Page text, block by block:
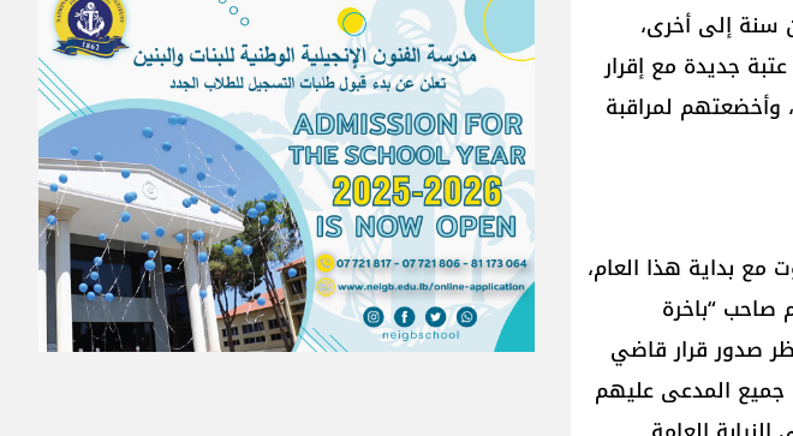
سنة إلى أخرى،
جديدة مع إقرار
وأخضعتهم لمراقبة
مع بداية هذا العام،
صاحب “باخرة
صدور قرار قاضي
جميع المدعى عليهم